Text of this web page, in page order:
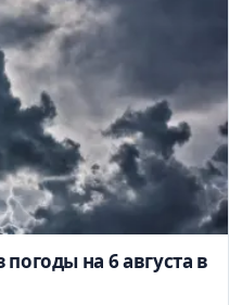
на 6 августа в